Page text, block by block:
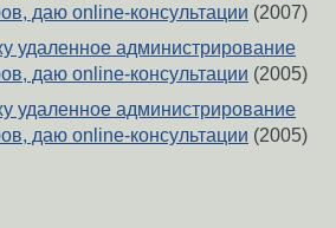
даю online-консультации (2007)
удаленное администрирование
даю online-консультации (2005)
удаленное администрирование
даю online-консультации (2005)